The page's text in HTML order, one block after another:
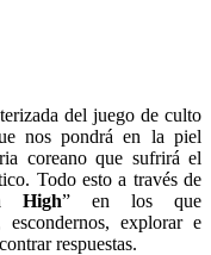
del juego de culto
nos pondrá en la piel
coreano que sufrirá el
Todo esto a través de
High” en los que
explorar e
respuestas.